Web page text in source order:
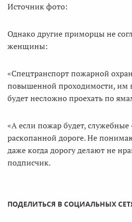
Источник фото:
Однако другие приморцы не
женщины:
«Спецтранспорт пожарной
повышенной проходимости, им
будет несложно проехать по
«А если пожар будет,
раскопанной дороге. Не
даже когда дорогу делают не
подписчик.
ПОДЕЛИТЬСЯ В СОЦИАЛЬНЫХ